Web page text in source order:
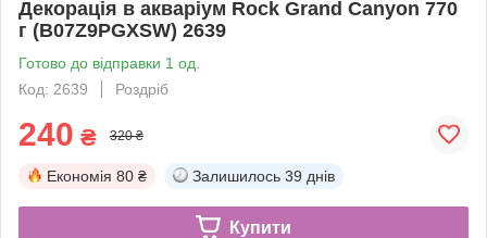
Декорація в акваріум Rock Grand Canyon 770
г (B07Z9PGXSW) 2639
Готово до відправки 1 од.
Код: 2639
Роздріб
240 ₴ 320 ₴
Економія 80 ₴ Залишилось 39 днів
Купити